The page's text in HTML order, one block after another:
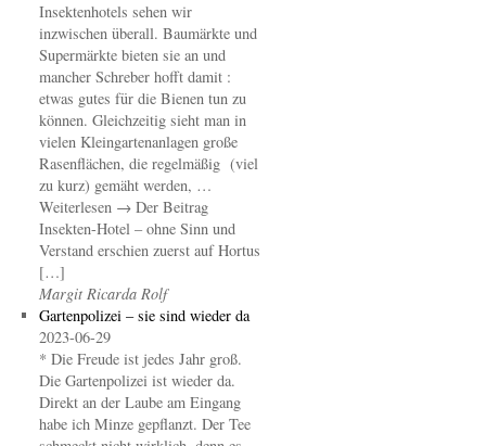
Insektenhotels sehen wir
inzwischen überall. Baumärkte und
Supermärkte bieten sie an und
mancher Schreber hofft damit :
etwas gutes für die Bienen tun zu
können. Gleichzeitig sieht man in
vielen Kleingartenanlagen große
Rasenflächen, die regelmäßig (viel
zu kurz) gemäht werden, …
Weiterlesen → Der Beitrag
Insekten-Hotel – ohne Sinn und
Verstand erschien zuerst auf Hortus
[…]
Margit Ricarda Rolf
Gartenpolizei – sie sind wieder da
2023-06-29
* Die Freude ist jedes Jahr groß.
Die Gartenpolizei ist wieder da.
Direkt an der Laube am Eingang
habe ich Minze gepflanzt. Der Tee